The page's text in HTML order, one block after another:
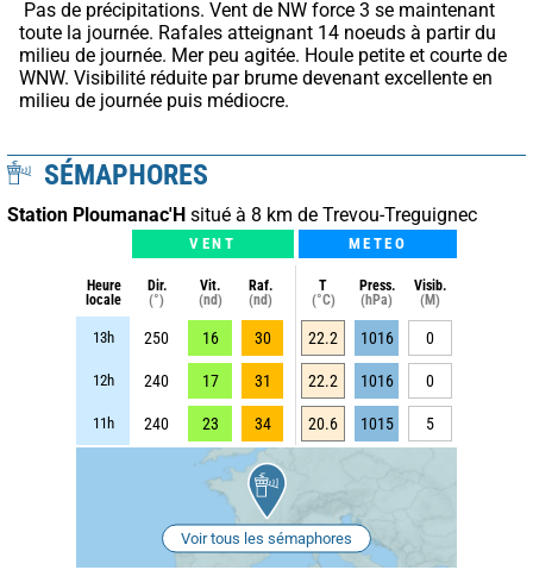
toute la journée. Rafales atteignant 14 noeuds à partir du
milieu de journée. Mer peu agitée. Houle petite et courte de
WNW. Visibilité réduite par brume devenant excellente en
milieu de journée puis médiocre.
SÉMAPHORES
Station Ploumanac'H situé à 8 km de Trevou-Treguignec
VENT METEO
Heure
locale
Dir.
(°)
Vit.
(nd)
Raf.
(nd)
T
(°C)
Press.
(hPa)
Visib.
(M)
13h 250 16 30 22.2 1016 0
12h 240 17 31 22.2 1016 0
11h 240 23 34 20.6 1015 5
Voir tous les sémaphores